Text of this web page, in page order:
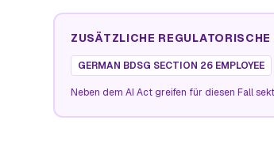
ZUSÄTZLICHE REGULATORISCHE
GERMAN BDSG SECTION 26 EMPLOYEE
Neben dem AI Act greifen für diesen Fall